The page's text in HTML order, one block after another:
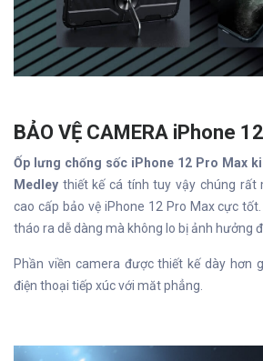
BẢO VỆ CAMERA iPhone
Ốp lưng chống sốc iPhone 12 Pro Max
Medley thiết kế cá tính tuy vậy chúng rất
cao cấp bảo vệ iPhone 12 Pro Max cực
tháo ra dễ dàng mà không lo bị ảnh hưởng
Phần viền camera được thiết kế dày hơn
điện thoại tiếp xúc với măt phẳng.